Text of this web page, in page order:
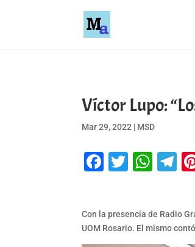
Víctor Lupo:
Mar 29, 2022 | MSD
Facebook
Twitter
Con la presencia de Radio
UOM Rosario. El mismo